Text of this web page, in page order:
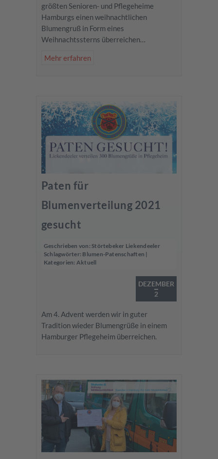
größten Senioren- und Pflegeheime
Hamburgs einen weihnachtlichen
Blumengruß in Form eines
Weihnachtssterns überreichen…
Mehr erfahren
Paten für
Blumenverteilung 2021
gesucht
Geschrieben von: Störtebeker Liekendeeler
Schlagwörter: Blumen-Patenschaften |
Kategorien: Aktuell
DEZEMBER
2
Am 4. Advent werden wir in guter
Tradition wieder Blumengrüße in einem
Hamburger Pflegeheim überreichen.